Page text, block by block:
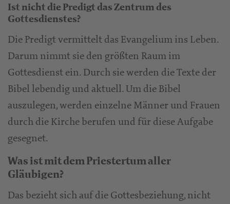
Ist nicht die Predigt das Zentrum des
Gottesdienstes?
Die Predigt vermittelt das Evangelium ins Leben.
Darum nimmt sie den größten Raum im
Gottesdienst ein. Durch sie werden die Texte der
Bibel lebendig und aktuell. Um die Bibel
auszulegen, werden einzelne Männer und Frauen
durch die Kirche berufen und für diese Aufgabe
gesegnet.
Was ist mit dem Priestertum aller
Gläubigen?
Das bezieht sich auf die Gottesbeziehung, nicht